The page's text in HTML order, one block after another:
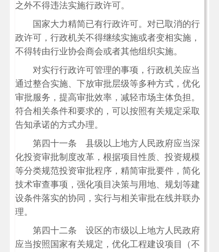
之外不得违法实施行政许可。
国家大力精简已有行政许可。对已取消的行
政许可，行政机关不得继续实施或者变相实施，
不得转由行业协会商会或者其他组织实施。
对实行行政许可管理的事项，行政机关应当
通过整合实施、下放审批层级等多种方式，优化
审批服务，提高审批效率，减轻市场主体负担。
符合相关条件和要求的，可以按照有关规定采取
告知承诺的方式办理。
第四十一条 县级以上地方人民政府应当深
化投资审批制度改革，根据项目性质、投资规模
等分类规范投资审批程序，精简审批要件，简化
技术审查事项，强化项目决策与用地、规划等建
设条件落实的协同，实行与相关审批在线并联办
理。
第四十二条 设区的市级以上地方人民政府
应当按照国家有关规定，优化工程建设项目（不